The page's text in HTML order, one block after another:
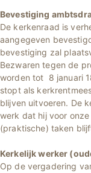
Bevestiging
De kerkenraad is
aangegeven
bevestiging zal
Bezwaren tegen de
worden tot 8 januari
stopt als
blijven uitvoeren. De
werk dat hij voor
(praktische) taken
Kerkelijk werker
Op de vergadering